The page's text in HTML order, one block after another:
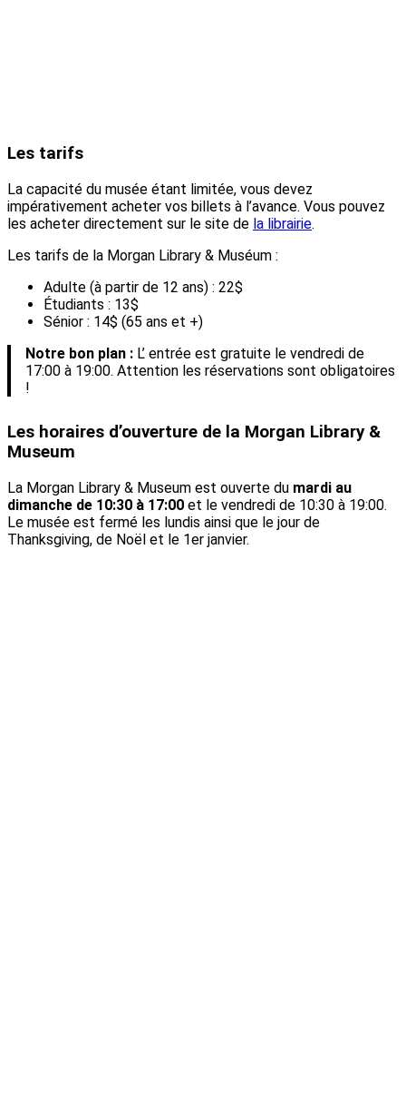
Les tarifs
La capacité du musée étant limitée, vous devez
impérativement acheter vos billets à l’avance. Vous pouvez
les acheter directement sur le site de la librairie.
Les tarifs de la Morgan Library & Muséum :
Adulte (à partir de 12 ans) : 22$
Étudiants : 13$
Sénior : 14$ (65 ans et +)
Notre bon plan : L’ entrée est gratuite le vendredi de
17:00 à 19:00. Attention les réservations sont obligatoires
!
Les horaires d’ouverture de la Morgan Library &
Museum
La Morgan Library & Museum est ouverte du mardi au
dimanche de 10:30 à 17:00 et le vendredi de 10:30 à 19:00.
Le musée est fermé les lundis ainsi que le jour de
Thanksgiving, de Noël et le 1er janvier.